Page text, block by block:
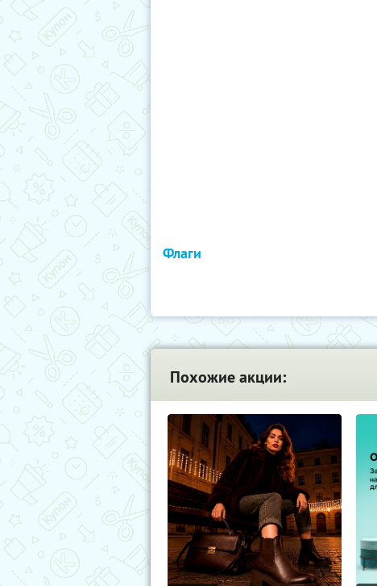
Флаги
Похожие акции: